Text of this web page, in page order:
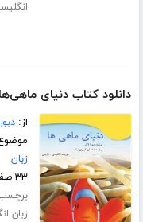
دانلود کتاب دنیای ماهی‌ها
از:
زبان
۳۳ صفحه
زبان